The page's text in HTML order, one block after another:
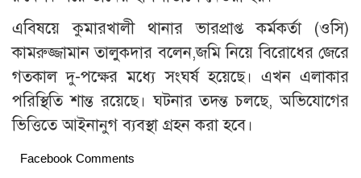
এবিষয়ে কুমারখালী থানার ভারপ্রাপ্ত কর্মকর্তা (ওসি)
কামরুজ্জামান তালুকদার বলেন,জমি নিয়ে বিরোধের জেরে
গতকাল দু-পক্ষের মধ্যে সংঘর্ষ হয়েছে। এখন এলাকার
পরিস্থিতি শান্ত রয়েছে। ঘটনার তদন্ত চলছে, অভিযোগের
ভিত্তিতে আইনানুগ ব্যবস্থা গ্রহন করা হবে।
Facebook Comments